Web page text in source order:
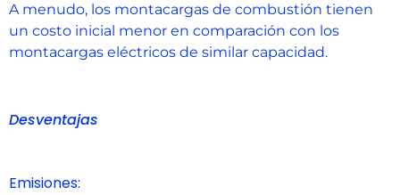
A menudo, los montacargas de combustión tienen
un costo inicial menor en comparación con los
montacargas eléctricos de similar capacidad.
Desventajas
Emisiones: